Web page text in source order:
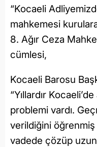
“Kocaeli
mahkemesi
8. Ağır Ceza
cümlesi,
Kocaeli Barosu
“Yıllardır
problemi vardı.
verildiğini öğrenmiş
vadede çözüp